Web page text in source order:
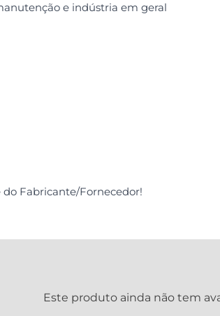
e indústria em geral
do Fabricante/Fornecedor!
Este produto ainda não tem